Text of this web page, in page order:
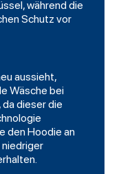
während die
Schutz vor
aussieht,
Wäsche bei
da dieser die
den Hoodie an